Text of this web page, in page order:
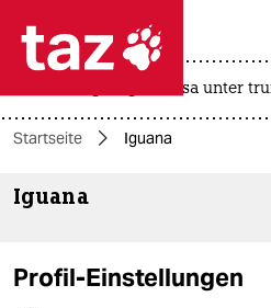
 taz zahl ich
themen
usa unter
Startseite Iguana
Iguana
Profil-Einstellungen